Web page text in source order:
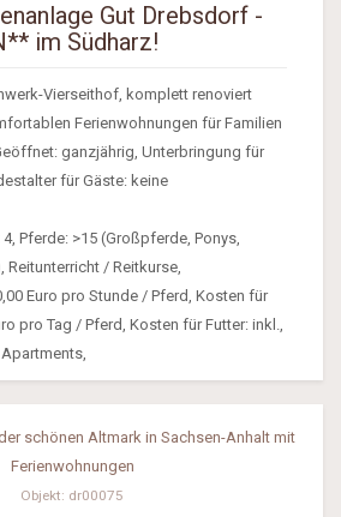
Gut Drebsdorf -
im Südharz!
Vierseithof, komplett renoviert
Ferienwohnungen für Familien
ganzjährig, Unterbringung für
für Gäste: keine
Pferde: >15 (Großpferde, Ponys,
/ Reitkurse,
Euro pro Stunde / Pferd, Kosten für
pro Tag / Pferd, Kosten für Futter: inkl.,
Objekt: dr00075